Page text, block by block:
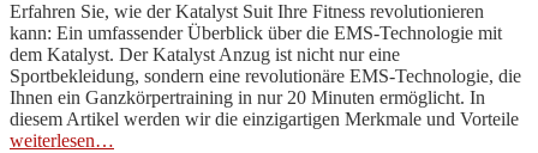
Erfahren Sie, wie der Katalyst Suit Ihre Fitness revolutionieren
kann: Ein umfassender Überblick über die EMS-Technologie mit
dem Katalyst. Der Katalyst Anzug ist nicht nur eine
Sportbekleidung, sondern eine revolutionäre EMS-Technologie, die
Ihnen ein Ganzkörpertraining in nur 20 Minuten ermöglicht. In
diesem Artikel werden wir die einzigartigen Merkmale und Vorteile
weiterlesen…